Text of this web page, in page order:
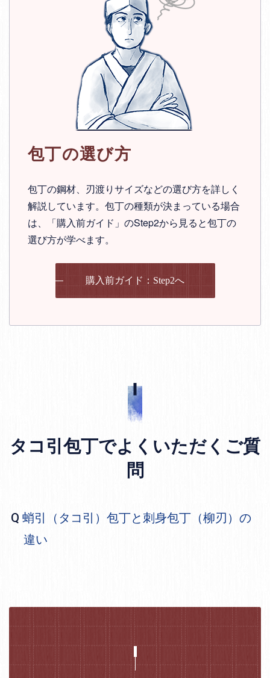
包丁の選び方
包丁の鋼材、刃渡りサイズなどの選び方を詳しく
解説しています。包丁の種類が決まっている場合
は、「購入前ガイド」のStep2から見ると包丁の
選び方が学べます。
購入前ガイド：Step2へ
タコ引包丁でよくいただくご質
問
蛸引（タコ引）包丁と刺身包丁（柳刃）の
違い